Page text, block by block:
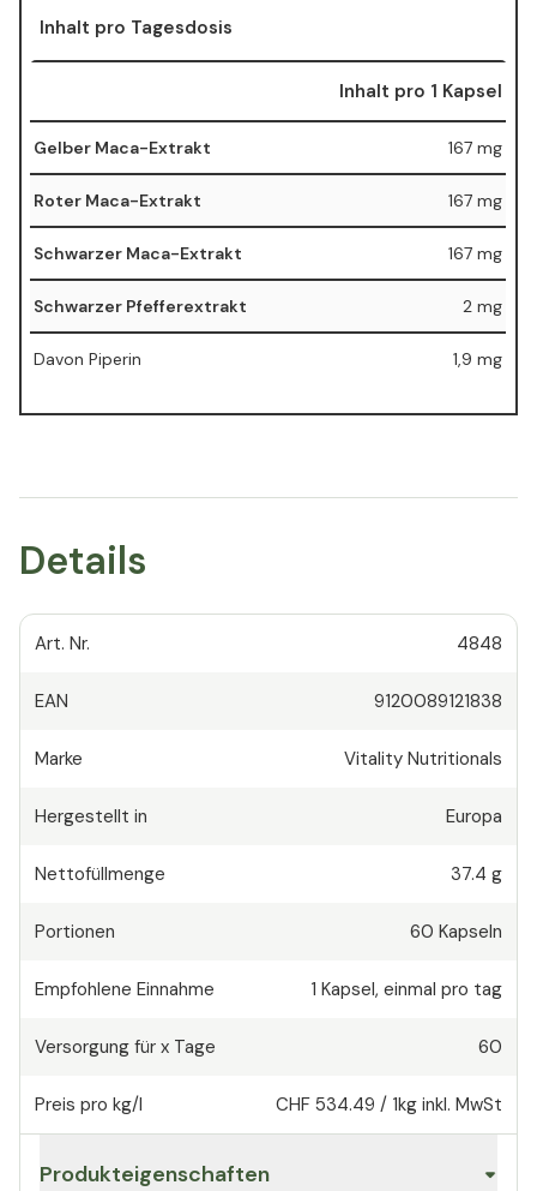
Inhalt pro Tagesdosis
Inhalt pro 1 Kapsel
Gelber Maca-Extrakt 167 mg
Roter Maca-Extrakt 167 mg
Schwarzer Maca-Extrakt 167 mg
Schwarzer Pfefferextrakt 2 mg
Davon Piperin 1,9 mg
Details
Art. Nr. 4848
EAN 9120089121838
Marke Vitality Nutritionals
Hergestellt in Europa
Nettofüllmenge 37.4 g
Portionen 60 Kapseln
Empfohlene Einnahme 1 Kapsel, einmal pro tag
Versorgung für x Tage 60
Preis pro kg/l CHF 534.49 / 1kg inkl. MwSt
Produkteigenschaften